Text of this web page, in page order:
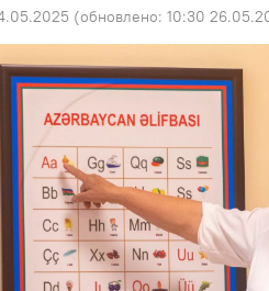
(обновлено: 10:30